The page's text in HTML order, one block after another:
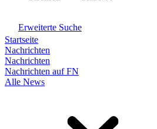
Erweiterte Suche
Startseite
Nachrichten
Nachrichten
Nachrichten auf FN
Alle News